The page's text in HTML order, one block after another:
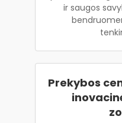
ir saugos
Prekybos